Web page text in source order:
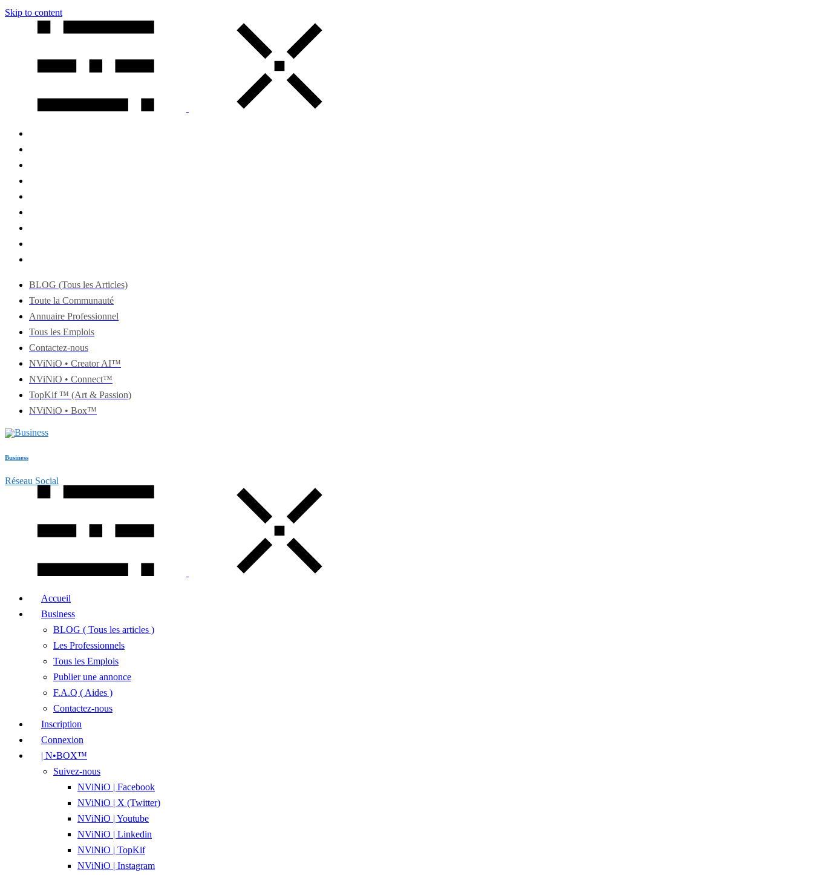
Skip to content
BLOG (Tous les Articles)
Toute la Communauté
Annuaire Professionnel
Tous les Emplois
Contactez-nous
NViNiO • Creator AI™
NViNiO • Connect™
TopKif ™ (Art & Passion)
NViNiO • Box™
Business
Réseau Social
Accueil
Business
BLOG ( Tous les articles )
Les Professionnels
Tous les Emplois
Publier une annonce
F.A.Q ( Aides )
Contactez-nous
Inscription
Connexion
| N•BOX™
Suivez-nous
NViNiO | Facebook
NViNiO | X (Twitter)
NViNiO | Youtube
NViNiO | Linkedin
NViNiO | TopKif
NViNiO | Instagram